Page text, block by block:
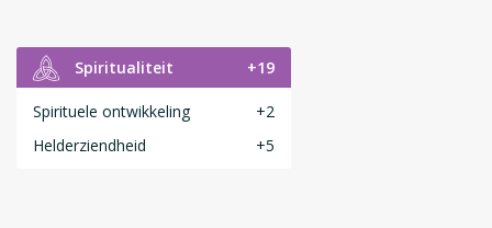
Spiritualiteit +19
Spirituele ontwikkeling
+2
Helderziendheid
+5